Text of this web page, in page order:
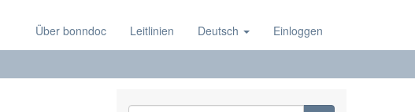
Über bonndoc Leitlinien Deutsch Einloggen